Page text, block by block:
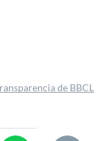
de BBCL